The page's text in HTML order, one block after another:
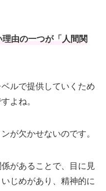
由の一つが「人間関
ルで提供していくため
よね。
が欠かせないのです。
があることで、目に見
じめがあり、精神的に